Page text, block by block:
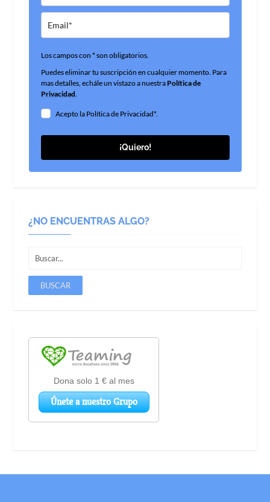
Los campos con * son obligatorios.
Puedes eliminar tu suscripción en cualquier momento. Para
mas detalles, echále un vistazo a nuestraPolítica de
Privacidad.
Acepto la Política de Privacidad*.
¡Quiero!
¿NO ENCUENTRAS ALGO?